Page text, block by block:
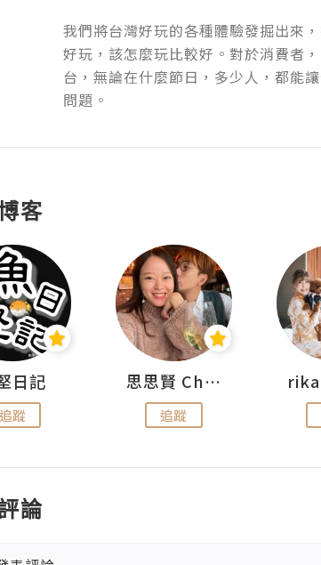
我們將台灣好玩的各種體驗發掘出來
好玩，該怎麼玩比較好。對於消費者
台，無論在什麼節日，多少人，都能
問題。
客
日記
追蹤
思思賢 ChillMyBabe
追蹤
論